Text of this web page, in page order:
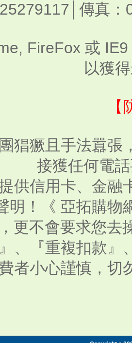
傳真
FireFox 或
以獲
猖獗且手法囂張
接獲任何電
供信用卡、金融
明！《 亞拓購物
更不會要求您去
』、『重複扣款
者小心謹慎，切